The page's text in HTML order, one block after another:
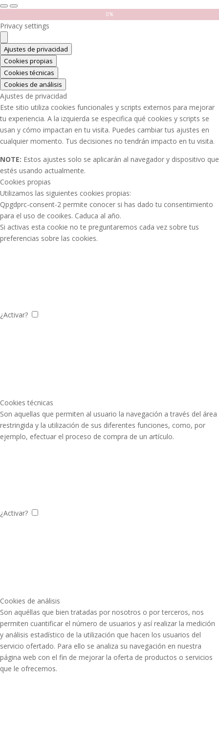
0%
Privacy settings
Ajustes de privacidad
Cookies propias
Cookies técnicas
Cookies de análisis
Ajustes de privacidad
Este sitio utiliza cookies funcionales y scripts externos para mejorar
tu experiencia. A la izquierda se especifica qué cookies y scripts se
usan y cómo impactan en tu visita. Puedes cambiar tus ajustes en
cualquier momento. Tus decisiones no tendrán impacto en tu visita.
NOTE: Estos ajustes solo se aplicarán al navegador y dispositivo que
estés usando actualmente.
Cookies propias
Utilizamos las siguientes cookies propias:
Qpgdprc-consent-2 permite conocer si has dado tu consentimiento
para el uso de cooikes. Caduca al año.
Si activas esta cookie no te preguntaremos cada vez sobre tus
preferencias sobre las cookies.
¿Activar?
Cookies técnicas
Son aquellas que permiten al usuario la navegación a través del área
restringida y la utilización de sus diferentes funciones, como, por
ejemplo, efectuar el proceso de compra de un artículo.
¿Activar?
Cookies de análisis
Son aquéllas que bien tratadas por nosotros o por terceros, nos
permiten cuantificar el número de usuarios y así realizar la medición
y análisis estadístico de la utilización que hacen los usuarios del
servicio ofertado. Para ello se analiza su navegación en nuestra
página web con el fin de mejorar la oferta de productos o servicios
que le ofrecemos.